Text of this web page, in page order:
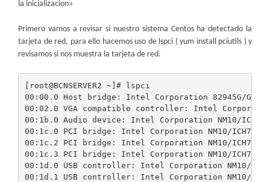
la inicializacion»
Primero vamos a revisar si nuestro sistema Centos ha detectado la
tarjeta de red, para ello hacemos uso de lspci ( yum install pciutils ) y
revisamos si nos muestra la tarjeta de red.
[root@BCNSERVER2 ~]# lspci
00:00.0 Host bridge: Intel Corporation 82945G/GZ/
00:02.0 VGA compatible controller: Intel
00:1b.0 Audio device: Intel Corporation NM10/
00:1c.0 PCI bridge: Intel Corporation NM10/ICH7
00:1c.2 PCI bridge: Intel Corporation NM10/ICH7
00:1c.3 PCI bridge: Intel Corporation NM10/ICH7
00:1d.0 USB controller: Intel Corporation NM10/
00:1d.1 USB controller: Intel Corporation NM10/